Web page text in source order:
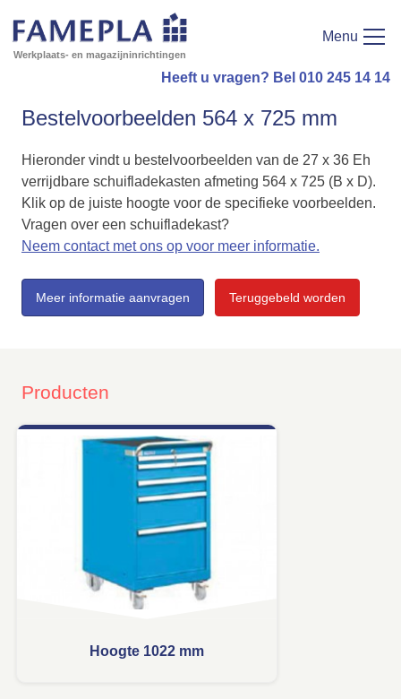
Werkplaats- en magazijninrichtingen
Menu
Heeft u vragen? Bel 010 245 14 14
Bestelvoorbeelden 564 x 725 mm
Hieronder vindt u bestelvoorbeelden van de 27 x 36 Eh
verrijdbare schuifladekasten afmeting 564 x 725 (B x D).
Klik op de juiste hoogte voor de specifieke voorbeelden.
Vragen over een schuifladekast?
Neem contact met ons op voor meer informatie.
Meer informatie aanvragen Teruggebeld worden
Producten
Hoogte 1022 mm